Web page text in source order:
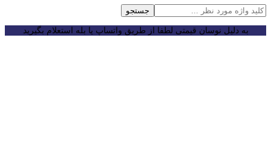
جستجو
به دلیل نوسان قیمتی لطفا از طریق واتساپ یا بله استعلام بگیرید